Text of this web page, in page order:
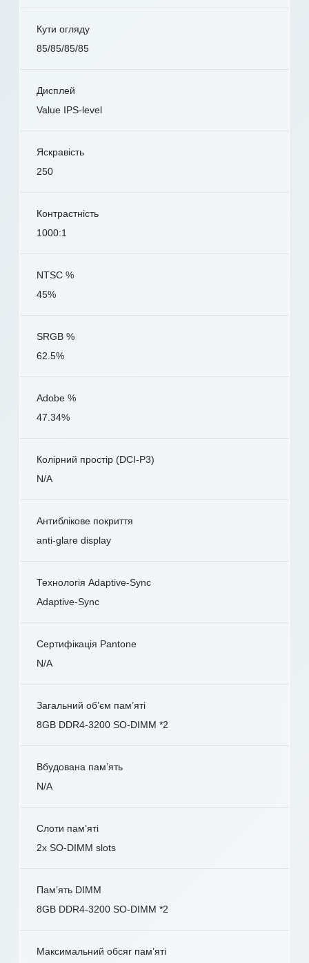
Кути огляду
85/85/85/85
Дисплей
Value IPS-level
Яскравість
250
Контрастність
1000:1
NTSC %
45%
SRGB %
62.5%
Adobe %
47.34%
Колірний простір (DCI-P3)
N/A
Антиблікове покриття
anti-glare display
Технологія Adaptive-Sync
Adaptive-Sync
Сертифікація Pantone
N/A
Загальний об’єм пам’яті
8GB DDR4-3200 SO-DIMM *2
Вбудована пам’ять
N/A
Слоти пам’яті
2x SO-DIMM slots
Пам’ять DIMM
8GB DDR4-3200 SO-DIMM *2
Максимальний обсяг пам’яті